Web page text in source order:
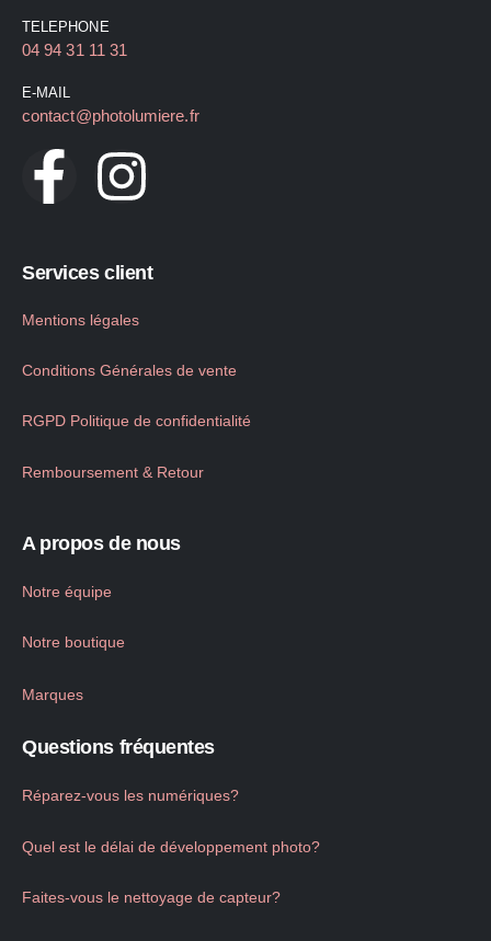
TELEPHONE
04 94 31 11 31
E-MAIL
contact@photolumiere.fr
Services client
Mentions légales
Conditions Générales de vente
RGPD Politique de confidentialité
Remboursement & Retour
A propos de nous
Notre équipe
Notre boutique
Marques
Questions fréquentes
Réparez-vous les numériques?
Quel est le délai de développement photo?
Faites-vous le nettoyage de capteur?